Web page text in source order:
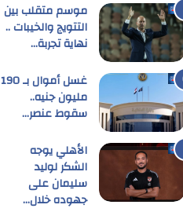
موسم متقلب بين
التتويج والخيبات ..
نهاية تجربة…
غسل أموال بـ 190
مليون جنيه..
سقوط عنصر…
الأهلي يوجه
الشكر لوليد
سليمان على
جهوده خلال…